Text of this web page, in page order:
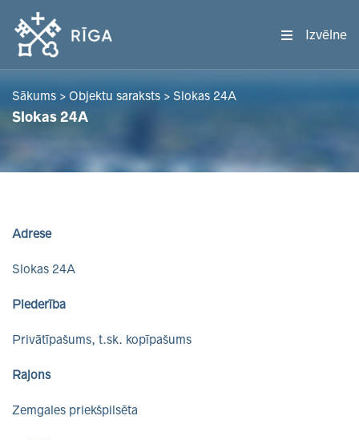
Izvēlne
Sākums > Objektu saraksts > Slokas 24A
Slokas 24A
Adrese
Slokas 24A
Piederība
Privātīpašums, t.sk. kopīpašums
Rajons
Zemgales priekšpilsēta